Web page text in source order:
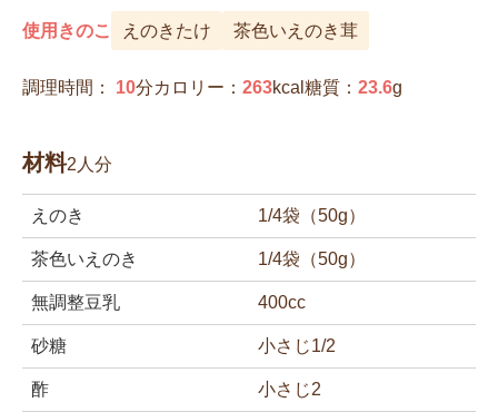
追
加
使用きのこ えのきたけ 茶色いえのき茸
調理時間： 10分カロリー： 263kcal 糖質： 23.6g
材料2人分
えのき 1/4袋（50g）
茶色いえのき 1/4袋（50g）
無調整豆乳 400cc
砂糖 小さじ1/2
酢 小さじ2